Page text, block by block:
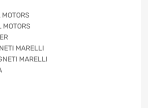
MARELLI
MARELLI